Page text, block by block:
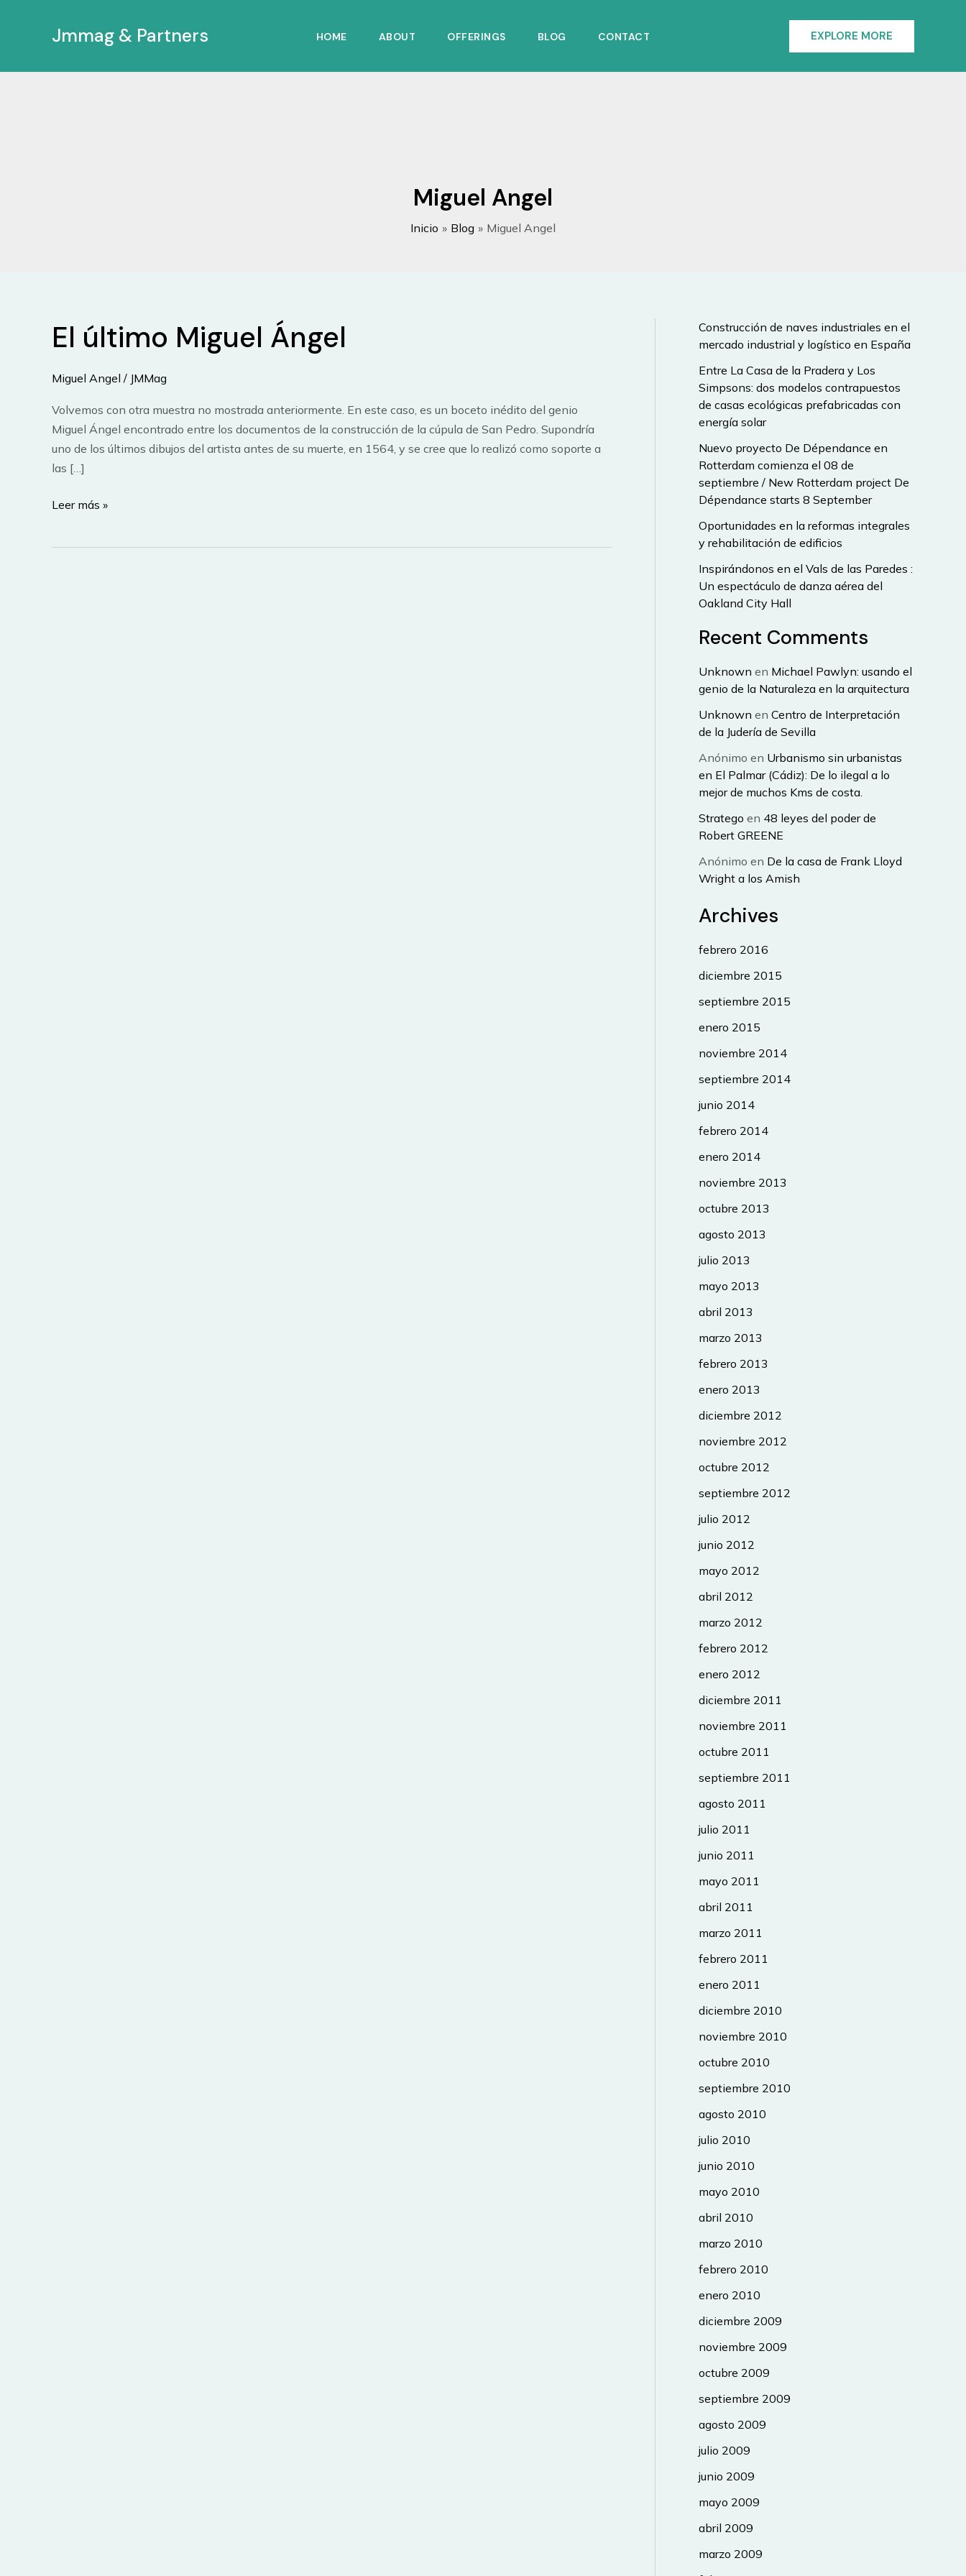
Jmmag & Partners HOME ABOUT OFFERINGS BLOG CONTACT EXPLORE MORE
Miguel Angel
Inicio Blog Miguel Angel
El último Miguel Ángel
Miguel Angel / JMMag
Volvemos con otra muestra no mostrada anteriormente. En este caso, es un boceto inédito del genio
Miguel Ángel encontrado entre los documentos de la construcción de la cúpula de San Pedro. Supondría
uno de los últimos dibujos del artista antes de su muerte, en 1564, y se cree que lo realizó como soporte a
las […]
El
Leer más »
Construcción de naves industriales en el
mercado industrial y logístico en España
Entre La Casa de la Pradera y Los
Simpsons: dos modelos contrapuestos
de casas ecológicas prefabricadas con
energía solar
Nuevo proyecto De Dépendance en
Rotterdam comienza el 08 de
septiembre / New Rotterdam project De
Dépendance starts 8 September
Oportunidades en la reformas integrales
y rehabilitación de edificios
Inspirándonos en el Vals de las Paredes :
Un espectáculo de danza aérea del
Oakland City Hall
Recent Comments
Unknown en Michael Pawlyn: usando el
genio de la Naturaleza en la arquitectura
Unknown en Centro de Interpretación
de la Judería de Sevilla
Anónimo en Urbanismo sin urbanistas
en El Palmar (Cádiz): De lo ilegal a lo
mejor de muchos Kms de costa.
Stratego en 48 leyes del poder de
Robert GREENE
Anónimo en De la casa de Frank Lloyd
Wright a los Amish
Archives
febrero 2016
diciembre 2015
septiembre 2015
enero 2015
noviembre 2014
septiembre 2014
junio 2014
febrero 2014
enero 2014
noviembre 2013
octubre 2013
agosto 2013
julio 2013
mayo 2013
abril 2013
marzo 2013
febrero 2013
enero 2013
diciembre 2012
noviembre 2012
octubre 2012
septiembre 2012
julio 2012
junio 2012
mayo 2012
abril 2012
marzo 2012
febrero 2012
enero 2012
diciembre 2011
noviembre 2011
octubre 2011
septiembre 2011
agosto 2011
julio 2011
junio 2011
mayo 2011
abril 2011
marzo 2011
febrero 2011
enero 2011
diciembre 2010
noviembre 2010
octubre 2010
septiembre 2010
agosto 2010
julio 2010
junio 2010
mayo 2010
abril 2010
marzo 2010
febrero 2010
enero 2010
diciembre 2009
noviembre 2009
octubre 2009
septiembre 2009
agosto 2009
julio 2009
junio 2009
mayo 2009
abril 2009
marzo 2009